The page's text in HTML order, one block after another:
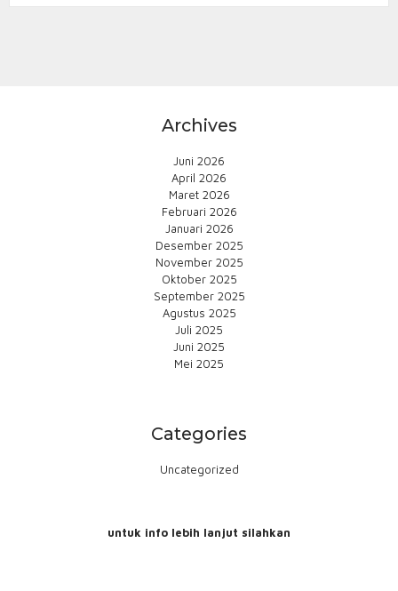
Archives
Juni 2026
April 2026
Maret 2026
Februari 2026
Januari 2026
Desember 2025
November 2025
Oktober 2025
September 2025
Agustus 2025
Juli 2025
Juni 2025
Mei 2025
Categories
Uncategorized
untuk info lebih lanjut silahkan